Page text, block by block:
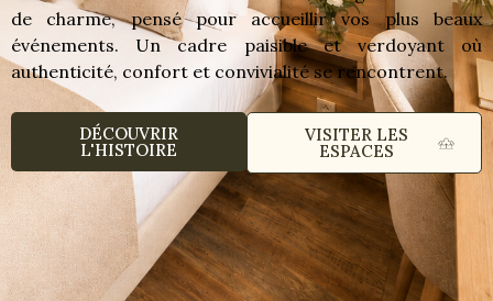
de charme, pensé pour accueillir vos plus beaux
événements. Un cadre paisible et verdoyant où
authenticité, confort et convivialité se rencontrent.
DÉCOUVRIR
L'HISTOIRE
VISITER LES
ESPACES